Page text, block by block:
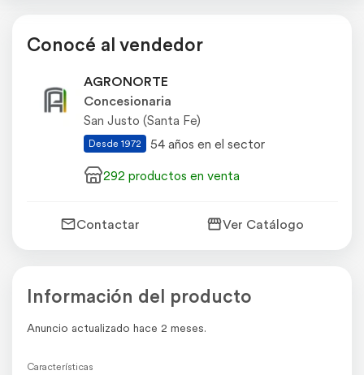
Conocé al vendedor
AGRONORTE
Concesionaria
San Justo (Santa Fe)
Desde 1972
54 años en el sector
292 productos en venta
Contactar Ver Catálogo
Información del producto
Anuncio actualizado hace 2 meses.
Características